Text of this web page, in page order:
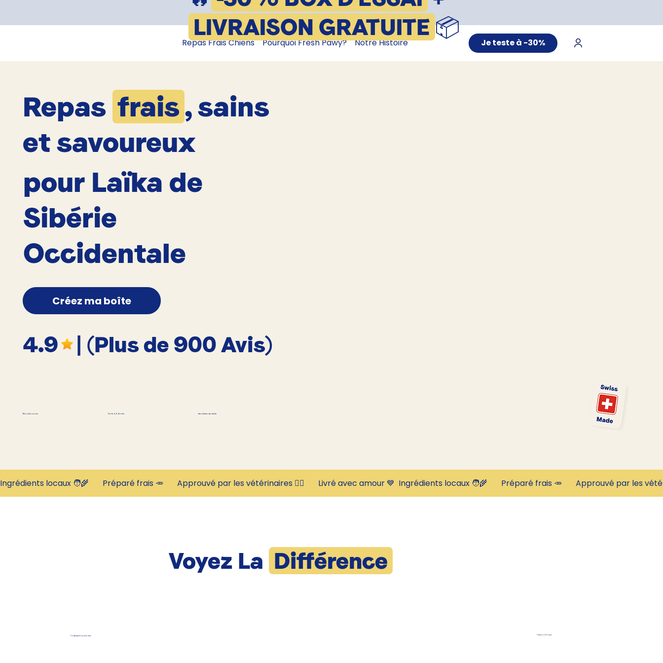
Repas Frais Chiens Pourquoi Fresh Pawy? Notre Histoire Je teste à -30%
LIVRAISON GRATUITE 📦
Repas frais, sains
et savoureux
pour Laïka de
Sibérie
Occidentale
Créez ma boîte
4.9 | (Plus de 900 Avis)
Révolutionnaire Noté 4,9 étoiles des milliers de clients
Ingrédients locaux 🧑‍🌾       Préparé frais 🥕       Approuvé par les vétérinaires 👩‍⚕️       Livré avec amour 💙
Voyez La Différence
Fortement Transformé Cuisson Douce